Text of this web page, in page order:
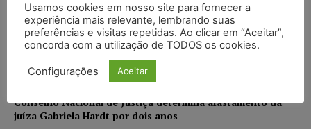
NOTÍCIAS 05/08/2026
Justiça de SP rejeita ação da família de Alexandre de
Moraes contra senador Alessandro Vieira
NOTÍCIAS 05/08/2026
Conselho Nacional de Justiça determina afastamento da
juíza Gabriela Hardt por dois anos
Usamos cookies em nosso site para fornecer a
experiência mais relevante, lembrando suas
preferências e visitas repetidas. Ao clicar em “Aceitar”,
concorda com a utilização de TODOS os cookies.
Configurações Aceitar